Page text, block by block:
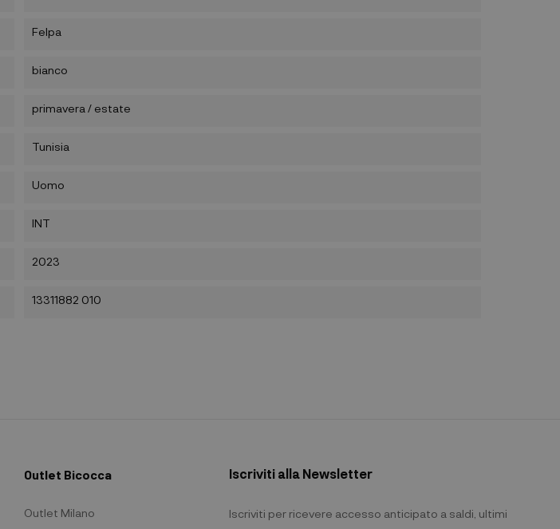
Felpa
bianco
primavera / estate
Tunisia
Uomo
INT
2023
13311882 010
Outlet Bicocca
Outlet Milano
Iscriviti alla Newsletter
Iscriviti per ricevere accesso anticipato a saldi, ultimi